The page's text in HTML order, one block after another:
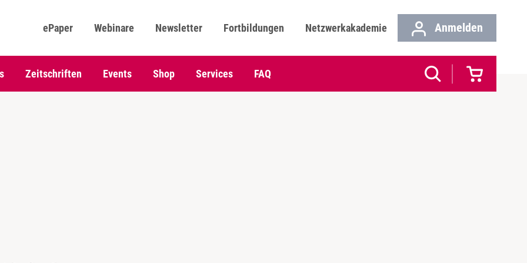
ePaper Webinare Newsletter Fortbildungen Netzwerkakademie Anmelden
Zeitschriften Events Shop Services FAQ